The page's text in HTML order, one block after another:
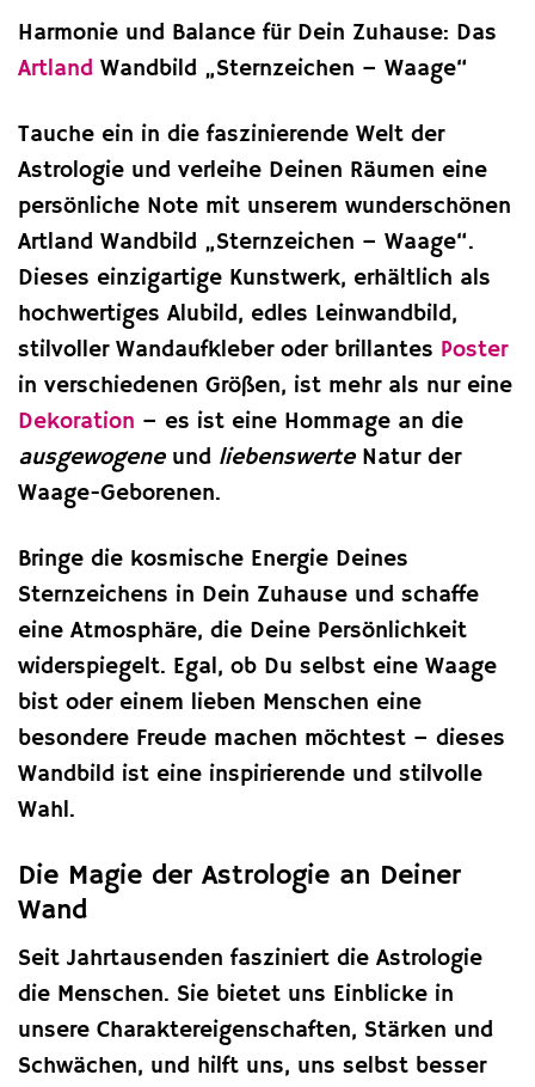
Harmonie und Balance für Dein Zuhause: Das
Artland Wandbild „Sternzeichen – Waage“
Tauche ein in die faszinierende Welt der
Astrologie und verleihe Deinen Räumen eine
persönliche Note mit unserem wunderschönen
Artland Wandbild „Sternzeichen – Waage“.
Dieses einzigartige Kunstwerk, erhältlich als
hochwertiges Alubild, edles Leinwandbild,
stilvoller Wandaufkleber oder brillantes Poster
in verschiedenen Größen, ist mehr als nur eine
Dekoration – es ist eine Hommage an die
ausgewogeneund liebenswerteNatur der
Waage-Geborenen.
Bringe die kosmische Energie Deines
Sternzeichens in Dein Zuhause und schaffe
eine Atmosphäre, die Deine Persönlichkeit
widerspiegelt. Egal, ob Du selbst eine Waage
bist oder einem lieben Menschen eine
besondere Freude machen möchtest – dieses
Wandbild ist eine inspirierende und stilvolle
Wahl.
Die Magie der Astrologie an Deiner
Wand
Seit Jahrtausenden fasziniert die Astrologie
die Menschen. Sie bietet uns Einblicke in
unsere Charaktereigenschaften, Stärken und
Schwächen, und hilft uns, uns selbst besser